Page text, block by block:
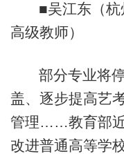
■吴江东（
高级教师）
部分专业将
盖、逐步提高艺
管理……教育部近
改进普通高等学